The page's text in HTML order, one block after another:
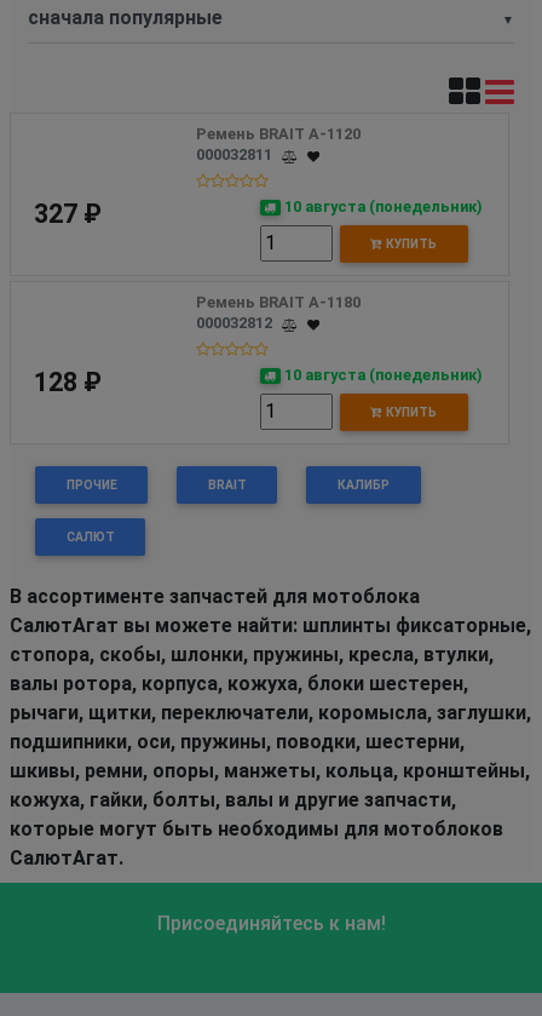
▼
Ремень BRAIT А-1120
000032811
327 ₽ 10 августа (понедельник)
КУПИТЬ
Ремень BRAIT А-1180
000032812
128 ₽ 10 августа (понедельник)
КУПИТЬ
ПРОЧИЕ BRAIT КАЛИБР
САЛЮТ
В ассортименте запчастей для мотоблока
СалютАгат вы можете найти: шплинты фиксаторные,
стопора, скобы, шлонки, пружины, кресла, втулки,
валы ротора, корпуса, кожуха, блоки шестерен,
рычаги, щитки, переключатели, коромысла, заглушки,
подшипники, оси, пружины, поводки, шестерни,
шкивы, ремни, опоры, манжеты, кольца, кронштейны,
кожуха, гайки, болты, валы и другие запчасти,
которые могут быть необходимы для мотоблоков
СалютАгат.
Присоединяйтесь к нам!